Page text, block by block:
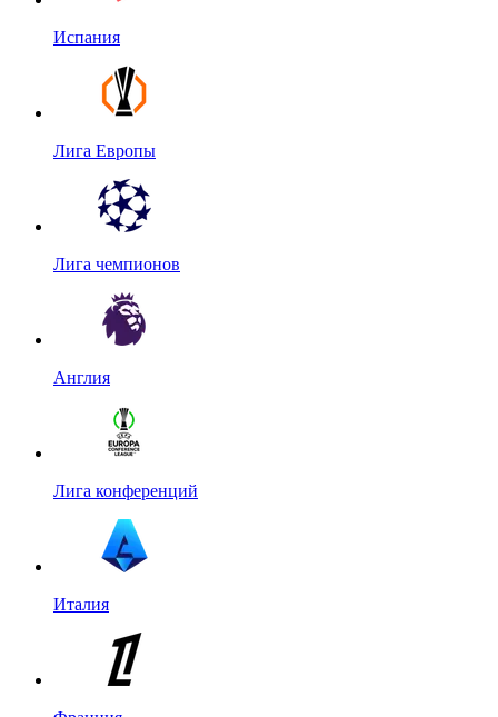
Испания
Лига Европы
Лига чемпионов
Англия
Лига конференций
Италия